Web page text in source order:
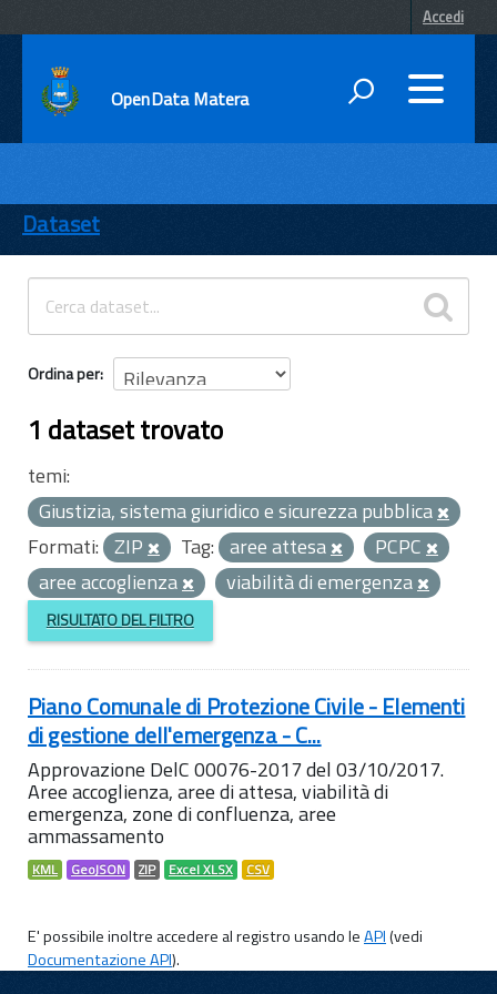
Accedi
OpenData Matera
ENTI
TEMI
INFORMAZIONI
Dataset
Ordina per
1 dataset trovato
temi:
Giustizia, sistema giuridico e sicurezza pubblica
Formati: ZIP Tag: aree attesa
PCPC
aree accoglienza
viabilità di emergenza
RISULTATO DEL FILTRO
Piano Comunale di Protezione Civile - Elementi
di gestione dell'emergenza - C...
Approvazione DelC 00076-2017 del 03/10/2017.
Aree accoglienza, aree di attesa, viabilità di
emergenza, zone di confluenza, aree
ammassamento
KML GeoJSON ZIP Excel XLSX CSV
E' possibile inoltre accedere al registro usando leAPI(vedi
Documentazione API).